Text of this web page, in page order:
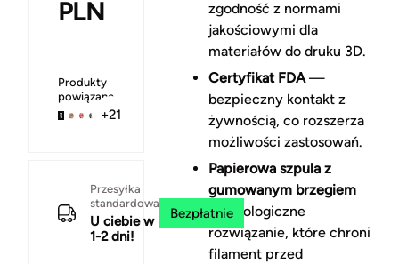
PLN
Produkty
powiązane
+21
Przesyłka
standardowa
U ciebie w
1-2 dni!
Bezpłatnie
zgodność z normami
jakościowymi dla
materiałów do druku 3D.
Certyfikat FDA—
bezpieczny kontakt z
żywnością, co rozszerza
możliwości zastosowań.
Papierowa szpula z
gumowanym brzegiem
— ekologiczne
rozwiązanie, które chroni
filament przed